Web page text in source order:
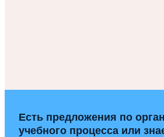
Есть предложения по
учебного процесса или